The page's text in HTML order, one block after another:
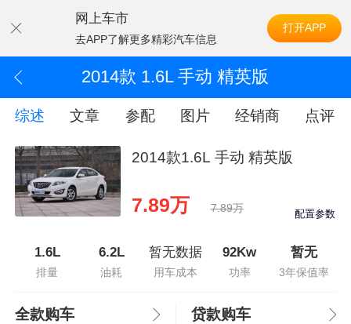
网上车市
去APP了解更多精彩汽车信息
打开APP
2014款 1.6L 手动 精英版
综述 文章 参配 图片 经销商 点评
2014款1.6L 手动 精英版
7.89万 7.89万 配置参数
1.6L
排量
6.2L
油耗
暂无数据
用车成本
92Kw
功率
暂无
3年保值率
全款购车 贷款购车